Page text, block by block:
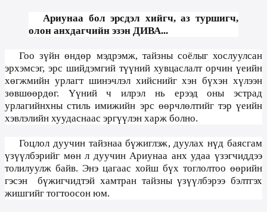
Ариунаа бол эрсдэл хийгч, аз туршигч,
олон анхдагчийн эзэн ДИВА...
Гоо зүйн өндөр мэдрэмж, тайзны соёлыг хослуулсан
эрхэмсэг, эрс шийдэмгий түүний хувцаслалт орчин үеийн
хөгжмийн урлагт шинэчлэл хийснийг хэн бүхэн хүлээн
зөвшөөрдөг. Үүний ч илрэл нь ерээд оны эстрад
урлагийнхны стиль имижийн эрс өөрчлөлтийг тэр үеийн
хэвлэлийн хуудаснаас эргүүлэн харж болно.
Гоцлол дуучин тайзнаа бүжиглэж, дуулах нүд баясгам
үзүүлбэрийг мөн л дуучин Ариунаа анх удаа үзэгчиддээ
толилуулж байв. Энэ цагаас хойш бүх тоглолтоо өөрийн
гэсэн
бүжигчидтэй хамтран тайзны үзүүлбэрээ бэлтгэх
жишгийг тогтоосон юм.